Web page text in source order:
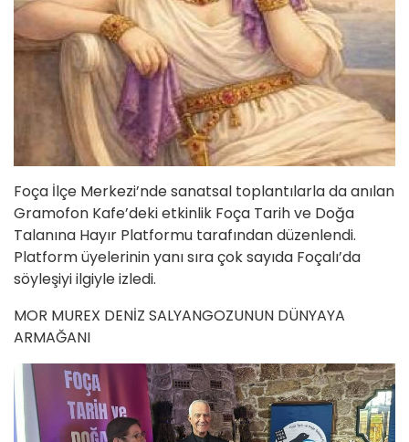
Foça İlçe Merkezi’nde sanatsal toplantılarla da anılan
Gramofon Kafe’deki etkinlik Foça Tarih ve Doğa
Talanına Hayır Platformu tarafından düzenlendi.
Platform üyelerinin yanı sıra çok sayıda Foçalı’da
söyleşiyi ilgiyle izledi.
MOR MUREX DENİZ SALYANGOZUNUN DÜNYAYA
ARMAĞANI